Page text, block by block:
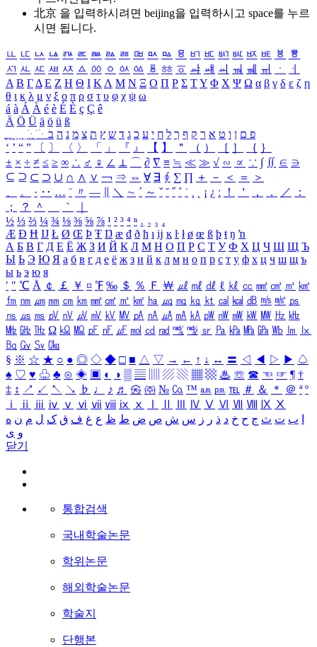
北京 을 입력하시려면 beijing을 입력하시고 space를 누르
시면 됩니다.
ㅥ ㅦ ㅧ ㅨ ㅩ ㅪ ㅫ ㅬ ㅭ ㅮ ㅯ ㅰ ㅱ ㅲ ㅳ ㅴ ㅵ ㅶ ㅷ ㅸ
ㅹ
ㅺ ㅻ ㅼ ㅽ ㅾ ㅿ ㆀ ㆁ ㆂ ㆃ ㆄ ㆅ ㆆ ㆇ ㆈ ㆉ ㆊ ㆋ ㆌ ㆍ
ㆎ
Α Β ΓΔ Ε Ζ Η Θ Ι ΚΛ Μ Ν Ξ Ο Π Ρ Σ ΤΥ Φ Χ Ψ Ω α β γ δ ε ζ η
θ ι κ λ μ ν ξ ο π ρ σ τ υ φ χ ψ ω
á à Á À é è É È ç Ç ê
Ä Ö Ü ä ö ü ß
ִֶֹ ֻּ ׁׂ פ ם ן ו ט א ר ק ף ך ל ח י ע כ ג ד ש ץ ת צ מ נ ה ב
‘ ’ “ ” 〔 〕 〈 〉 「 」 『 』 【 】 ＂ （ ） ［ ］ ｛ ｝
± × ÷ ≠ ≤ ≥ ∞ ∴ ♂ ♀ ∠ ⊥ ⌒ ∂ ∇ ≡ ≒ ≪ ≫ √ ∽ ∝ ∵ ∫ ∬ ∈ ∋
⊆ ⊇ ⊂ ⊃ ∪ ∩ ∧ ∨ ￢ ⇒ ⇔ ∀ ∃ ∮ ∑ ∏ ＋ － ＜ ＝
＞
、
。 · ‥ … ¨ 〃 ― ＼ ∼ ´ ～ ˇ ˘ ˝ ˚ ˙ ¸ ¡ ¿ ː ！ ＇ ， ． ／
：
；
？ ＾ ｀
½ ⅓ ⅔ ¼ ¾ ⅛ ⅜ ⅝ ⅞ ¹ ² ³ ⁴ ⁿ ₁ ₂ ₃ ₄
Æ Ð Ħ Ĳ Ł Ø Œ Þ Ŧ Ŋ æ đ ð ħ ı ĳ ĸ ŀ ł ø œ ß þ ŧ ŋ ŉ
А Б В Г Д Е Ё Ж З И Й К Л М Н О П Р С Т У Ф Х Ц Ч Ш Щ Ъ
Ы Ь Э Ю Я а б в г д е ё ж з и й к л м н о п р с т у ф х ц ч ш щ ъ
ы ь э ю я
′ ″ ℃ Å ￠ ￡ ￥ ¤ ℉ ‰ ＄ ％ Ｆ ￦ ㎕ ㎖ ㎗ ℓ ㎘ ㏄ ㎣ ㎤ ㎥ ㎦
㎙ ㎚ ㎛ ㎜ ㎝ ㎞ ㎟ ㎠ ㎡ ㎢ ㏊ ㎍ ㎎ ㎏ ㏏ ㎈ ㎉ ㏈ ㎧ ㎨ ㎰
㎱ ㎲ ㎳ ㎴ ㎵ ㎶ ㎷ ㎸ ㎹ ㎀ ㎁ ㎂ ㎃ ㎄ ㎺ ㎻ ㎽ ㎾ ㎿ ㎐ ㎑
㎒ ㎓ ㎔ Ω ㏀ ㏁ ㎊ ㎋ ㎌ ㏖ ㏅ ㎭ ㎮ ㎯ ㏛ ㎩ ㎪ ㎫ ㎬ ㏝ ㏐
㏓
㏃ ㏉ ㏜ ㏆
§ ※ ☆ ★ ○ ● ◎ ◇ ◆ □ ■ △ ▽ → ← ↑ ↓ ↔ 〓 ◁ ◀ ▷ ▶ ♤
♠ ♡ ♥ ♧ ♣ ⊙ ◈ ▣ ◐ ◑ ▒ ▤ ▨ ▧ ▦ ▩ ♨ ☏ ☎ ☜ ☞ ¶ †
‡ ↕ ↗ ↙ ↖ ↘ ♭ ♩ ♪ ♬ ㉿ ㈜ № ㏇ ™ ㏂ ㏘ ℡ ＃ ＆ ＊ ＠ ª º
ⅰ
ⅱ ⅲ ⅳ ⅴ ⅵ ⅶ ⅷ ⅸ ⅹ Ⅳ Ⅴ Ⅵ Ⅶ Ⅷ Ⅸ Ⅹ
ب ت ث ج ح خ د ذ ر ز س ش ص ض ط ظ ع غ ف ق ک ل م ن ه
و ی
닫기
통합검색
국내학술논문
학위논문
해외학술논문
학술지
단행본